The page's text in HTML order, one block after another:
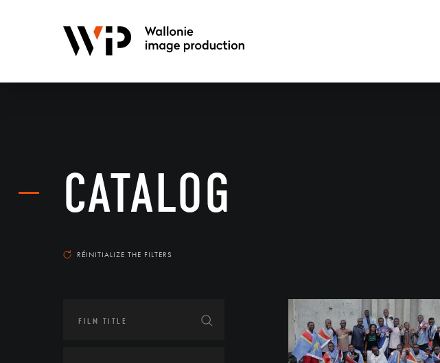
CATALOG
RÉINITIALIZE THE FILTERS